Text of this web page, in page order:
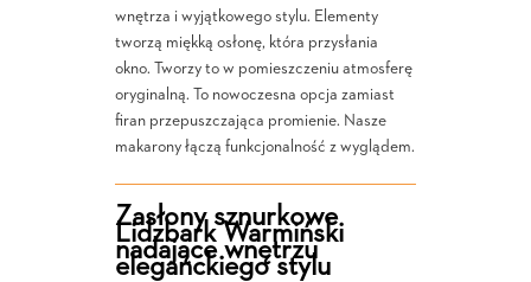
wnętrza i wyjątkowego stylu. Elementy
tworzą miękką osłonę, która przysłania
okno. Tworzy to w pomieszczeniu atmosferę
oryginalną. To nowoczesna opcja zamiast
firan przepuszczająca promienie. Nasze
makarony łączą funkcjonalność z wyglądem.
Zasłony sznurkowe
Lidzbark Warmiński
nadające wnętrzu
eleganckiego stylu